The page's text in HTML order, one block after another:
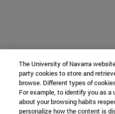
The University of Navarra
party cookies to store and
browse. Different types of
For example, to identify you as a
about your browsing habits
personalize how the content is